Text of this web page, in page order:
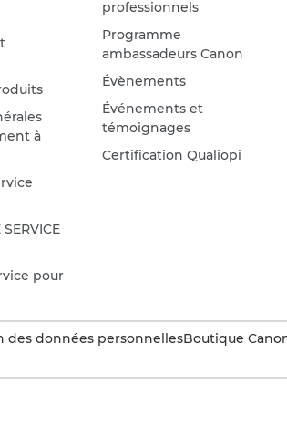
à
SERVICE
pour
professionnels
Programme
ambassadeurs Canon
Évènements
Événements et
témoignages
Certification Qualiopi
des données personnellesBoutique